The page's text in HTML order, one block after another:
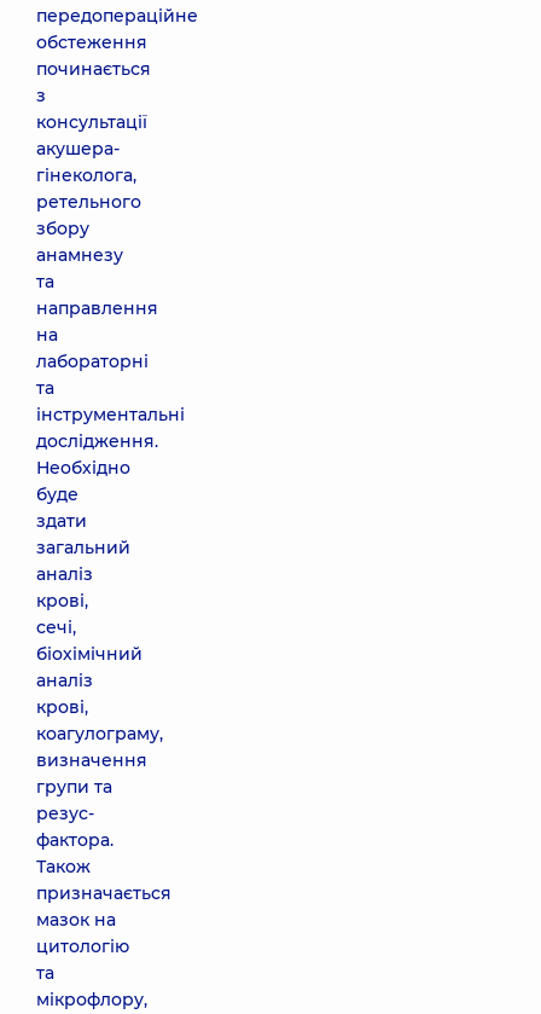
передопераційне
обстеження
починається
з
консультації
акушера-
гінеколога,
ретельного
збору
анамнезу
та
направлення
на
лабораторні
та
інструментальні
дослідження.
Необхідно
буде
здати
загальний
аналіз
крові,
сечі,
біохімічний
аналіз
крові,
коагулограму,
визначення
групи та
резус-
фактора.
Також
призначається
мазок на
цитологію
та
мікрофлору,